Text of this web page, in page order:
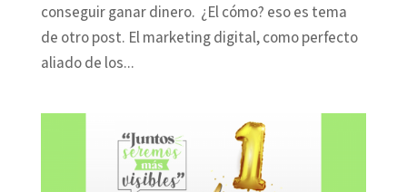
conseguir ganar dinero. ¿El cómo? eso es tema
de otro post. El marketing digital, como perfecto
aliado de los...